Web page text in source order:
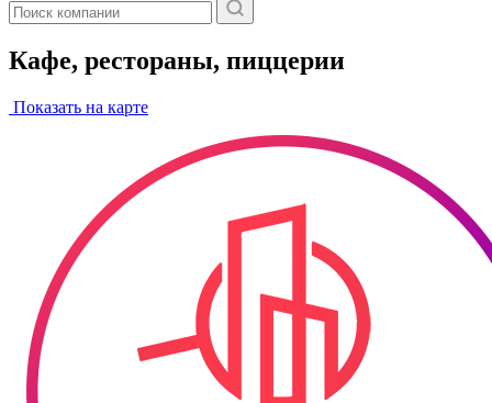
Кафе, рестораны, пиццерии
Показать на карте